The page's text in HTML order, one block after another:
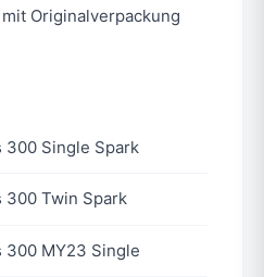
Originalverpackung
300 Single Spark
300 Twin Spark
300 MY23 Single